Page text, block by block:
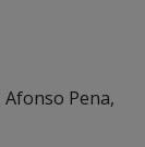
Afonso Pena,